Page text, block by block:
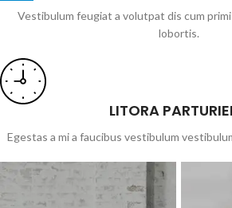
Vestibulum feugiat a volutpat dis cum
lobortis.
LITORA
Egestas a mi a faucibus vestibulum